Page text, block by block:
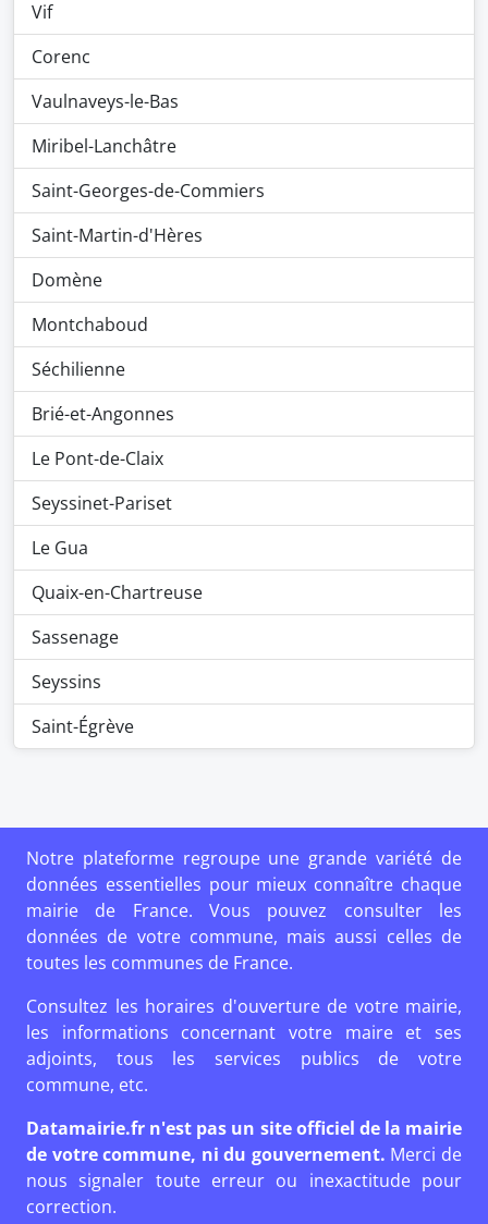
Vif
Corenc
Vaulnaveys-le-Bas
Miribel-Lanchâtre
Saint-Georges-de-Commiers
Saint-Martin-d'Hères
Domène
Montchaboud
Séchilienne
Brié-et-Angonnes
Le Pont-de-Claix
Seyssinet-Pariset
Le Gua
Quaix-en-Chartreuse
Sassenage
Seyssins
Saint-Égrève
Notre plateforme regroupe une grande variété de
données essentielles pour mieux connaître chaque
mairie de France. Vous pouvez consulter les
données de votre commune, mais aussi celles de
toutes les communes de France.
Consultez les horaires d'ouverture de votre mairie,
les informations concernant votre maire et ses
adjoints, tous les services publics de votre
commune, etc.
Datamairie.fr n'est pas un site officiel de la mairie
de votre commune, ni du gouvernement. Merci de
nous signaler toute erreur ou inexactitude pour
correction.